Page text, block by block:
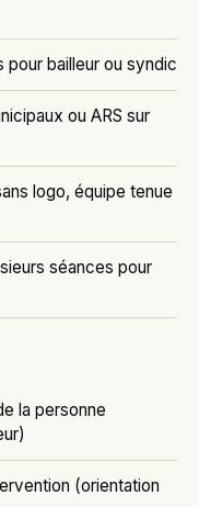
bailleur ou syndic
ou ARS sur
logo, équipe tenue
séances pour
la personne
(orientation